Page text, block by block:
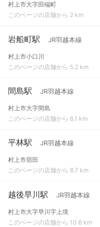
村上市大字田端町
このページの店舗から 2 km
岩船町駅 JR羽越本線
村上市小口川
このページの店舗から 5.2 km
間島駅 JR羽越本線
村上市大字間島
このページの店舗から 6.1 km
平林駅 JR羽越本線
村上市宿田
このページの店舗から 8.7 km
越後早川駅 JR羽越本線
村上市大字早川字上境
このページの店舗から 10.6 km